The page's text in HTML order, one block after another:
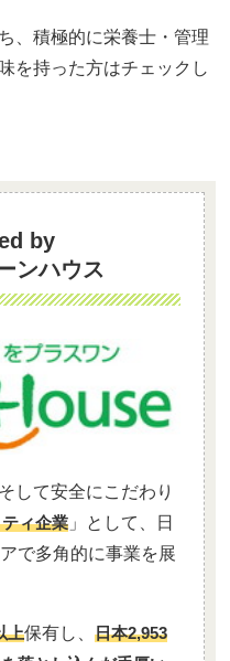
、積極的に栄養士・管理
を持った方はチェックし
by
ンハウス
して安全にこだわり
ィ企業 」として、日
で多角的に事業を展
上保有し、日本2,953